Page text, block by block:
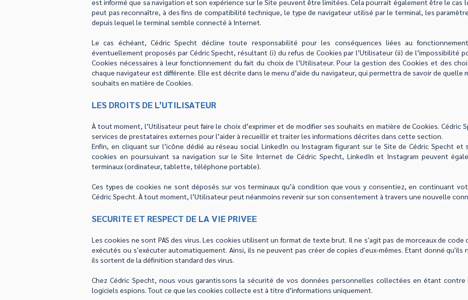
est informé que sa navigation et son expérience sur le Site peuvent être limitées. Cela pourrait également être le cas
peut pas reconnaître, à des fins de compatibilité technique, le type de navigateur utilisé par le terminal, les
depuis lequel le terminal semble connecté à Internet.
Le cas échéant, Cédric Specht décline toute responsabilité pour les conséquences liées au
éventuellement proposés par Cédric Specht, résultant (i) du refus de Cookies par l’Utilisateur (ii) de l’impossibilité
Cookies nécessaires à leur fonctionnement du fait du choix de l’Utilisateur. Pour la gestion des Cookies et des
chaque navigateur est différente. Elle est décrite dans le menu d’aide du navigateur, qui permettra de savoir de quelle
souhaits en matière de Cookies.
LES DROITS DE L’UTILISATEUR
À tout moment, l’Utilisateur peut faire le choix d’exprimer et de modifier ses souhaits en matière de Cookies. Cédric
services de prestataires externes pour l’aider à recueillir et traiter les informations décrites dans cette section.
Enfin, en cliquant sur l’icône dédié au réseau social LinkedIn ou Instagram figurant sur le Site de Cédric Specht
cookies en poursuivant sa navigation sur le Site Internet de Cédric Specht, LinkedIn et Instagram peuvent
terminaux (ordinateur, tablette, téléphone portable).
Ces types de cookies ne sont déposés sur vos terminaux qu’à condition que vous y consentiez, en continuant
Cédric Specht. À tout moment, l’Utilisateur peut néanmoins revenir sur son consentement à travers une nouvelle
SECURITE ET RESPECT DE LA VIE PRIVEE
Les cookies ne sont PAS des virus. Les cookies utilisent un format de texte brut. Il ne s'agit pas de morceaux de
exécutés ou s'exécuter automatiquement. Ainsi, ils ne peuvent pas créer de copies d'eux-mêmes. Etant donné qu'ils
ils sortent de la définition standard des virus.
Chez Cédric Specht, nous vous garantissons la sécurité de vos données personnelles collectées en étant contre
logiciels espions. Tout ce que les cookies collecte est à titre d’informations uniquement.